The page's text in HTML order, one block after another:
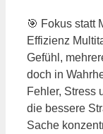
🎯 Fokus statt
Effizienz
Gefühl,
doch in
Fehler, Stress
die bessere
Sache